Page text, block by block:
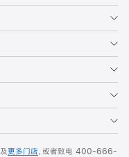
及更多门店，或者致电 400-666-